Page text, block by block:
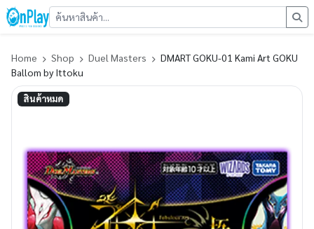
Home Shop Duel Masters
DMART GOKU-01 Kami Art GOKU
Ballom by Ittoku
สินค้าหมด